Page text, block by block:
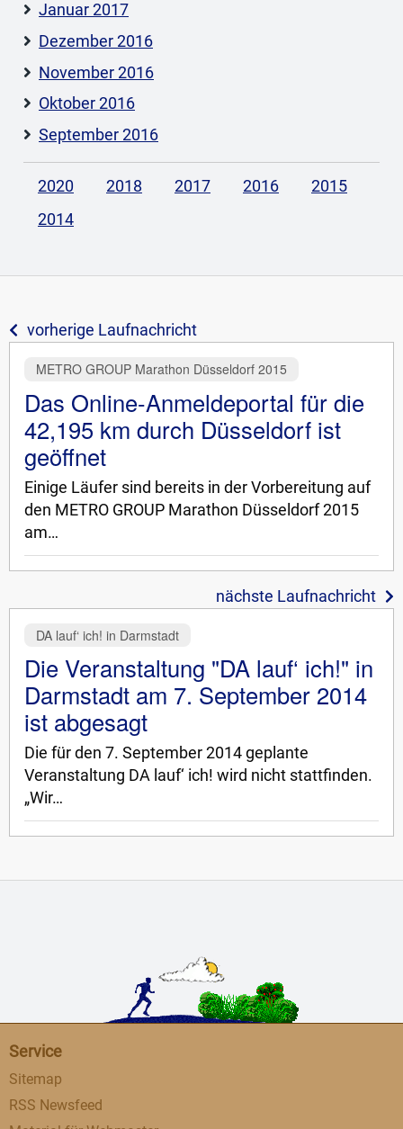
Januar 2017
Dezember 2016
November 2016
Oktober 2016
September 2016
2020 2018 2017 2016
2015
2014
vorherige Laufnachricht
METRO GROUP Marathon Düsseldorf 2015
Das Online-Anmeldeportal für die
42,195 km durch Düsseldorf ist
geöffnet
Einige Läufer sind bereits in der Vorbereitung auf
den METRO GROUP Marathon Düsseldorf 2015
am…
nächste Laufnachricht
DA lauf‘ ich! in Darmstadt
Die Veranstaltung "DA lauf‘ ich!" in
Darmstadt am 7. September 2014
ist abgesagt
Die für den 7. September 2014 geplante
Veranstaltung DA lauf‘ ich! wird nicht stattfinden.
„Wir…
Service
Sitemap
RSS Newsfeed